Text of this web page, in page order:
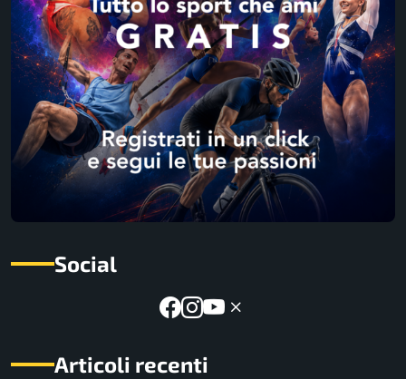
Social
Articoli recenti